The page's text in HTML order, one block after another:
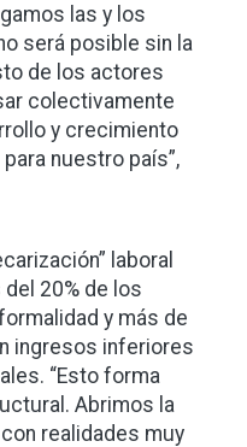
las y los
será posible sin la
de los actores
colectivamente
y crecimiento
nuestro país”,
laboral
20% de los
y más de
ingresos inferiores
“Esto forma
Abrimos la
realidades muy